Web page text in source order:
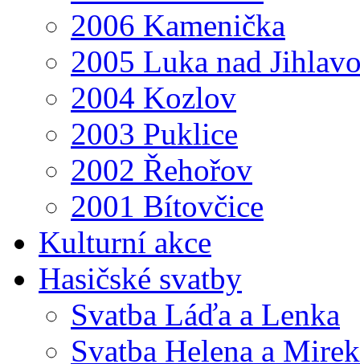
2006 Kamenička
2005 Luka nad
2004 Kozlov
2003 Puklice
2002 Řehořov
2001 Bítovčice
Kulturní akce
Hasičské svatby
Svatba Láďa a Lenka
Svatba Helena a Mirek